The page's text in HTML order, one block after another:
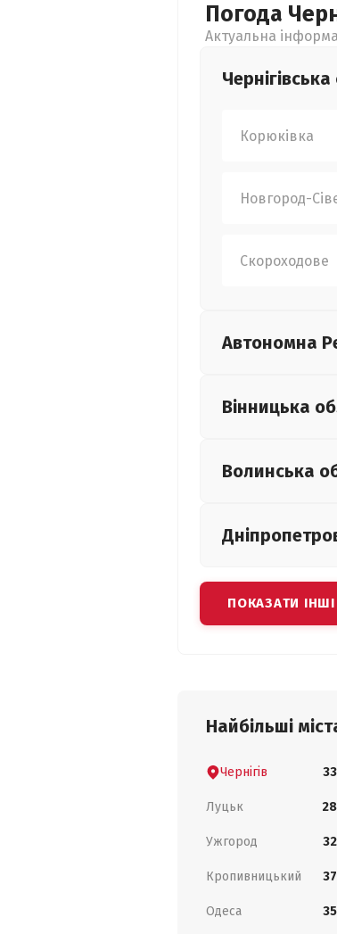
Погода
Актуальна
Чернігівська
Корюківка
Новгород-
Скороходове
Автономна
Вінницька
Волинська
ПОКАЗАТИ ІНШІ
Найбільші
Чернігів
Луцьк
Ужгород
Кропивницький
Одеса